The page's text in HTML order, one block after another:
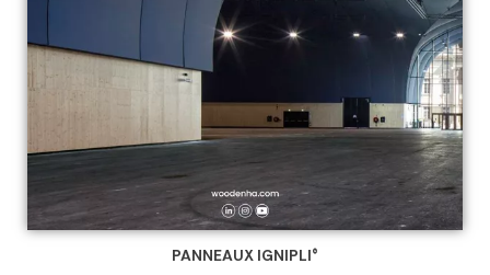
PANNEAUX IGNIPLI®